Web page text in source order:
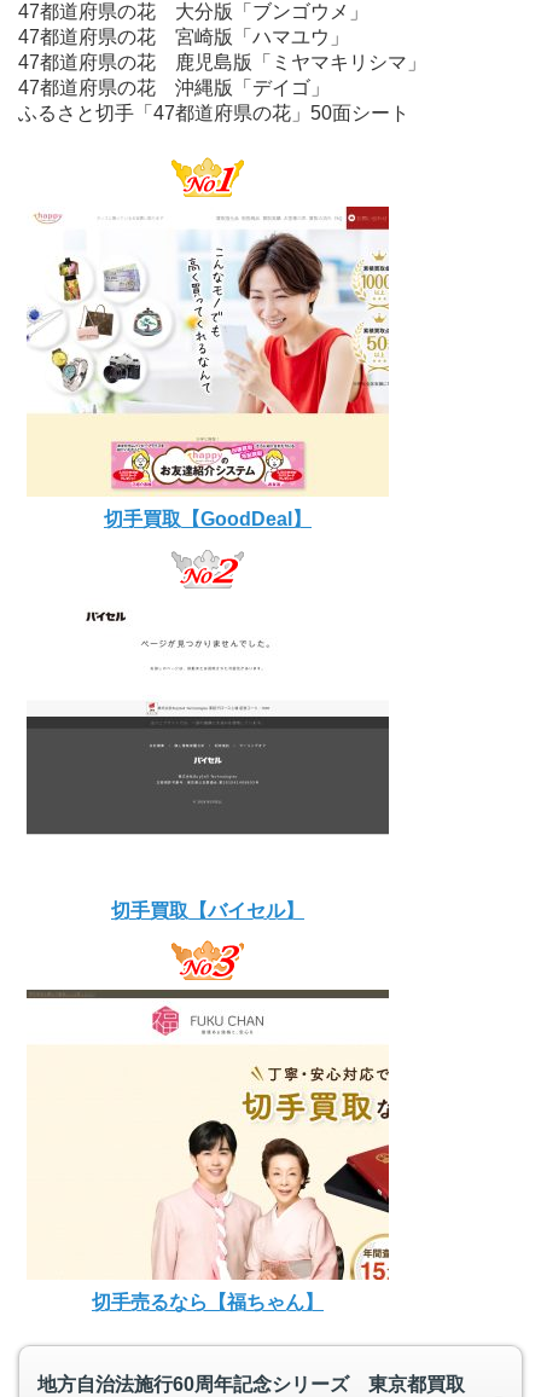
47都道府県の花 大分版「ブンゴウメ」
47都道府県の花 宮崎版「ハマユウ」
47都道府県の花 鹿児島版「ミヤマキリシマ」
47都道府県の花 沖縄版「デイゴ」
ふるさと切手「47都道府県の花」50面シート
切手買取【GoodDeal】
切手買取【バイセル】
切手売るなら【福ちゃん】
地方自治法施行60周年記念シリーズ 東京都買取